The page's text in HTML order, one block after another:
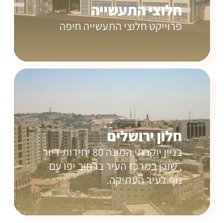
חלוצי התעשייה
פרוייקט חלוצי התעשייה חיפה
חלון ירושלים
בניין יוקרתי המונה 80 יחידות דיור
, שוכן במרכז העיר ברחוב יפו עם
נוף לעיר העתיקה.